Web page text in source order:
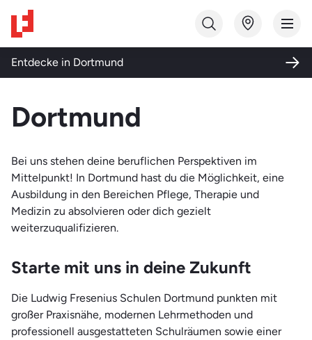
Entdecke in Dortmund
Dortmund
Bei uns stehen deine beruflichen Perspektiven im
Mittelpunkt! In Dortmund hast du die Möglichkeit, eine
Ausbildung in den Bereichen Pflege, Therapie und
Medizin zu absolvieren oder dich gezielt
weiterzuqualifizieren.
Starte mit uns in deine Zukunft
Die Ludwig Fresenius Schulen Dortmund punkten mit
großer Praxisnähe, modernen Lehrmethoden und
professionell ausgestatteten Schulräumen sowie einer
Studiengang finden
Ausbildung
Qualifizierung
Studium
Weiterbildung
Gesundheit und Soziales
Medizin und Labor
Pflege und Pädagogik
Therapie und Wellness